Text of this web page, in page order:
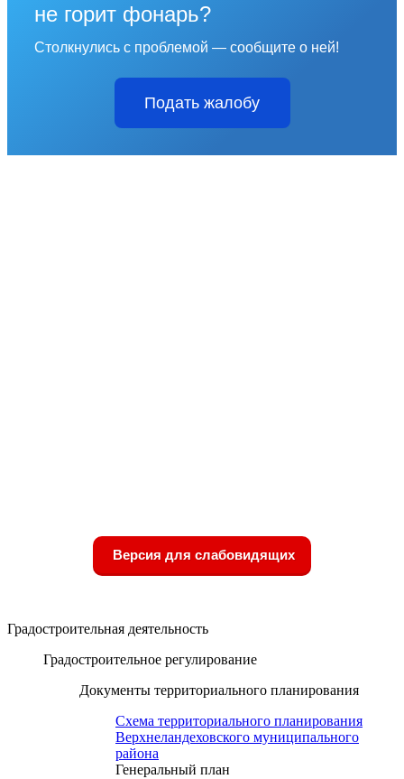
не горит фонарь?
Столкнулись с проблемой — сообщите о ней!
Подать жалобу
Версия для слабовидящих
Градостроительная деятельность
Градостроительное регулирование
Документы территориального планирования
Схема территориального планирования
Верхнеландеховского муниципального
района
Генеральный план